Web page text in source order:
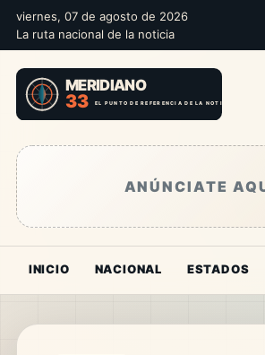
viernes, 07 de agosto de 2026
La ruta nacional de la noticia
ANÚNCIATE
INICIO NACIONAL ESTADOS